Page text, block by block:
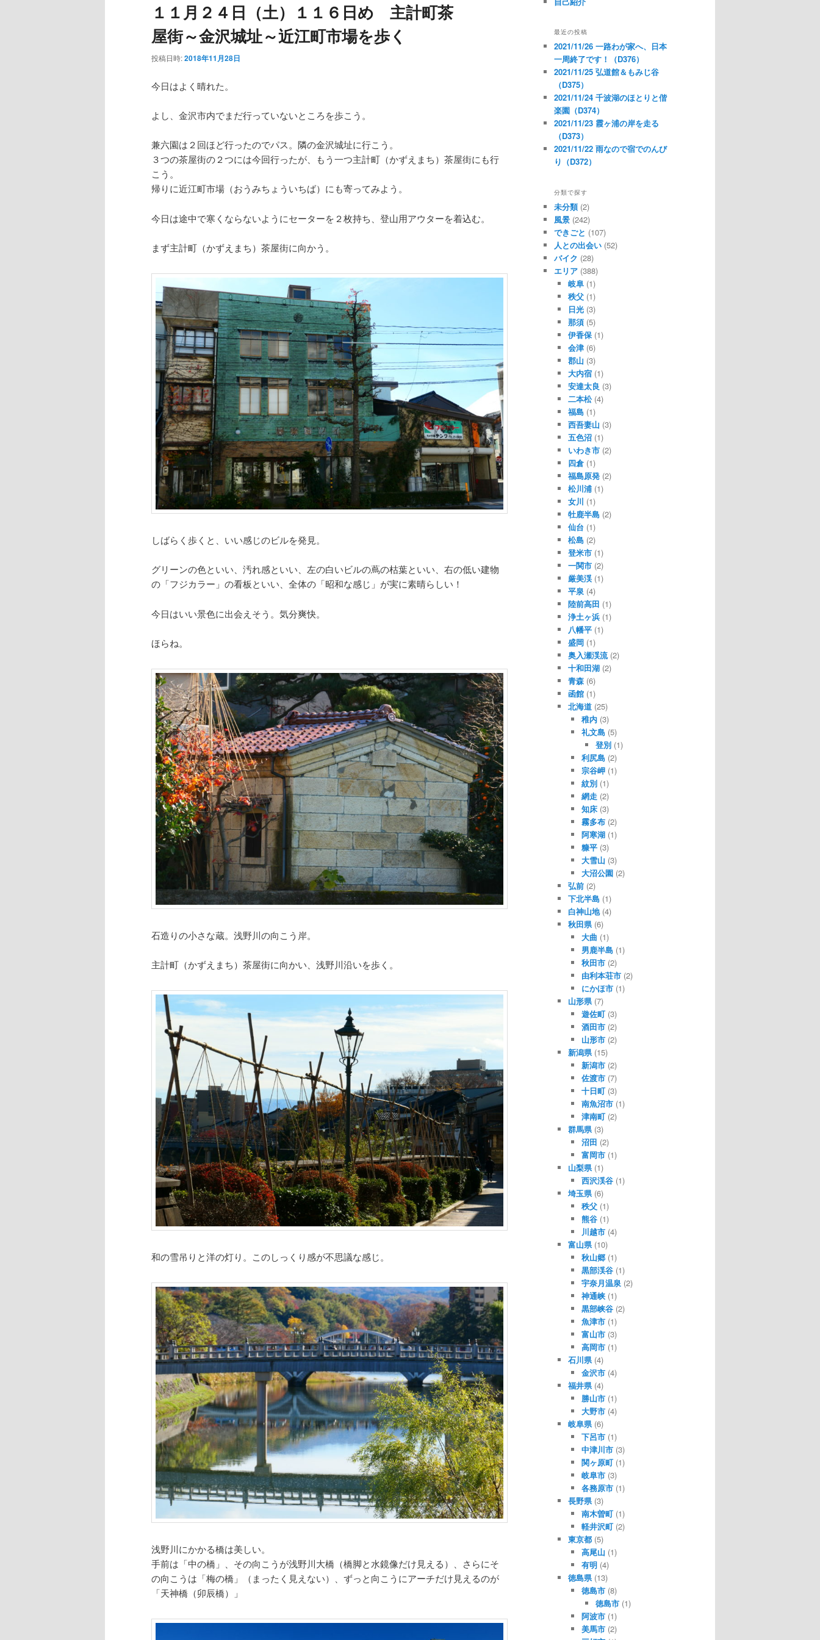
１１月２４日（土）１１６日め 主計町茶
屋街～金沢城址～近江町市場を歩く
投稿日時:2018年11月28日
今日はよく晴れた。
よし、金沢市内でまだ行っていないところを歩こう。
兼六園は２回ほど行ったのでパス。隣の金沢城址に行こう。
３つの茶屋街の２つには今回行ったが、もう一つ主計町（かずえまち）茶屋街にも行
こう。
帰りに近江町市場（おうみちょういちば）にも寄ってみよう。
今日は途中で寒くならないようにセーターを２枚持ち、登山用アウターを着込む。
まず主計町（かずえまち）茶屋街に向かう。
しばらく歩くと、いい感じのビルを発見。
グリーンの色といい、汚れ感といい、左の白いビルの蔦の枯葉といい、右の低い建物
の「フジカラー」の看板といい、全体の「昭和な感じ」が実に素晴らしい！
今日はいい景色に出会えそう。気分爽快。
ほらね。
石造りの小さな蔵。 浅野川の向こう岸。
主計町（かずえまち）茶屋街に向かい、浅野川沿いを歩く。
和の雪吊りと洋の灯り。このしっくり感が不思議な感じ。
浅野川にかかる橋は美しい。
手前は「中の橋」、その向こうが浅野川大橋（橋脚と水鏡像だけ見える）、さらにそ
の向こうは「梅の橋」（まったく見えない）、ずっと向こうにアーチだけ見えるのが
「天神橋（卯辰橋）」
最近の投稿
2021/11/26 一路わが家へ、日本
一周終了です！（D376）
2021/11/25 弘道館＆もみじ谷
（D375）
2021/11/24 千波湖のほとりと偕
楽園（D374）
2021/11/23 霞ヶ浦の岸を走る
（D373）
2021/11/22 雨なので宿でのんび
り（D372）
分類で探す
未分類(2)
風景 (242)
できごと (107)
人との出会い (52)
バイク (28)
エリア (388)
岐阜(1)
秩父(1)
日光(3)
那須(5)
伊香保(1)
会津(6)
郡山 (3)
大内宿(1)
安達太良 (3)
二本松(4)
福島(1)
西吾妻山 (3)
五色沼(1)
いわき市(2)
四倉(1)
福島原発(2)
松川浦(1)
女川 (1)
牡鹿半島(2)
仙台 (1)
松島(2)
登米市(1)
一関市(2)
厳美渓(1)
平泉 (4)
陸前高田 (1)
浄土ヶ浜(1)
八幡平(1)
盛岡(1)
奥入瀬渓流(2)
十和田湖(2)
青森(6)
函館(1)
北海道(25)
稚内 (3)
礼文島 (5)
登別(1)
利尻島 (2)
宗谷岬 (1)
紋別 (1)
網走 (2)
知床 (3)
霧多布 (2)
阿寒湖 (1)
糠平 (3)
大雪山 (3)
大沼公園 (2)
弘前(2)
下北半島(1)
白神山地(4)
秋田県(6)
大曲 (1)
男鹿半島 (1)
秋田市 (2)
由利本荘市 (2)
にかほ市 (1)
山形県(7)
遊佐町 (3)
酒田市 (2)
山形市 (2)
新潟県(15)
新潟市 (2)
佐渡市 (7)
十日町 (3)
南魚沼市 (1)
津南町 (2)
群馬県(3)
沼田 (2)
富岡市 (1)
山梨県(1)
西沢渓谷 (1)
埼玉県(6)
秩父 (1)
熊谷 (1)
川越市 (4)
富山県(10)
秋山郷 (1)
黒部渓谷 (1)
宇奈月温泉 (2)
神通峡 (1)
黒部峡谷 (2)
魚津市 (1)
富山市 (3)
高岡市 (1)
石川県(4)
金沢市 (4)
福井県(4)
勝山市 (1)
大野市 (4)
岐阜県(6)
下呂市 (1)
中津川市 (3)
関ヶ原町 (1)
岐阜市 (3)
各務原市 (1)
長野県(3)
南木曽町 (1)
軽井沢町 (2)
東京都(5)
高尾山 (1)
有明 (4)
徳島県(13)
徳島市 (8)
徳島市(1)
阿波市 (1)
美馬市 (2)